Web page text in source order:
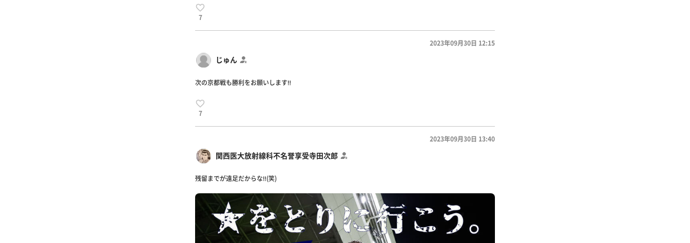
7
じゅん
2023年09月30日 12:15
次の京都戦も勝利をお願いします‼️
7
関西医大放射線科不名誉享受寺田次郎
2023年09月30日 13:40
残留までが遠足だからな‼️(笑)